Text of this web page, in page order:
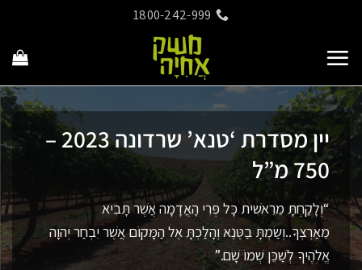
content
1800-242-999
יין מסדרת ‘טנא’ שרדונה 2023 –
750 מ”ל
“וְלָקַחְתָּ מֵרֵאשִׁית כָּל פְּרִי הָאֲדָמָה אֲשֶׁר תָּבִיא
מֵאַרְצְךָ..וְשַׂמְתָּ בַטֶּנֶא וְהָלַכְתָּ אֶל הַמָּקוֹם אֲשֶׁר יִבְחַר יְהוָה
אֱלֹהֶיךָ לְשַׁכֵּן שְׁמוֹ שָׁם.”